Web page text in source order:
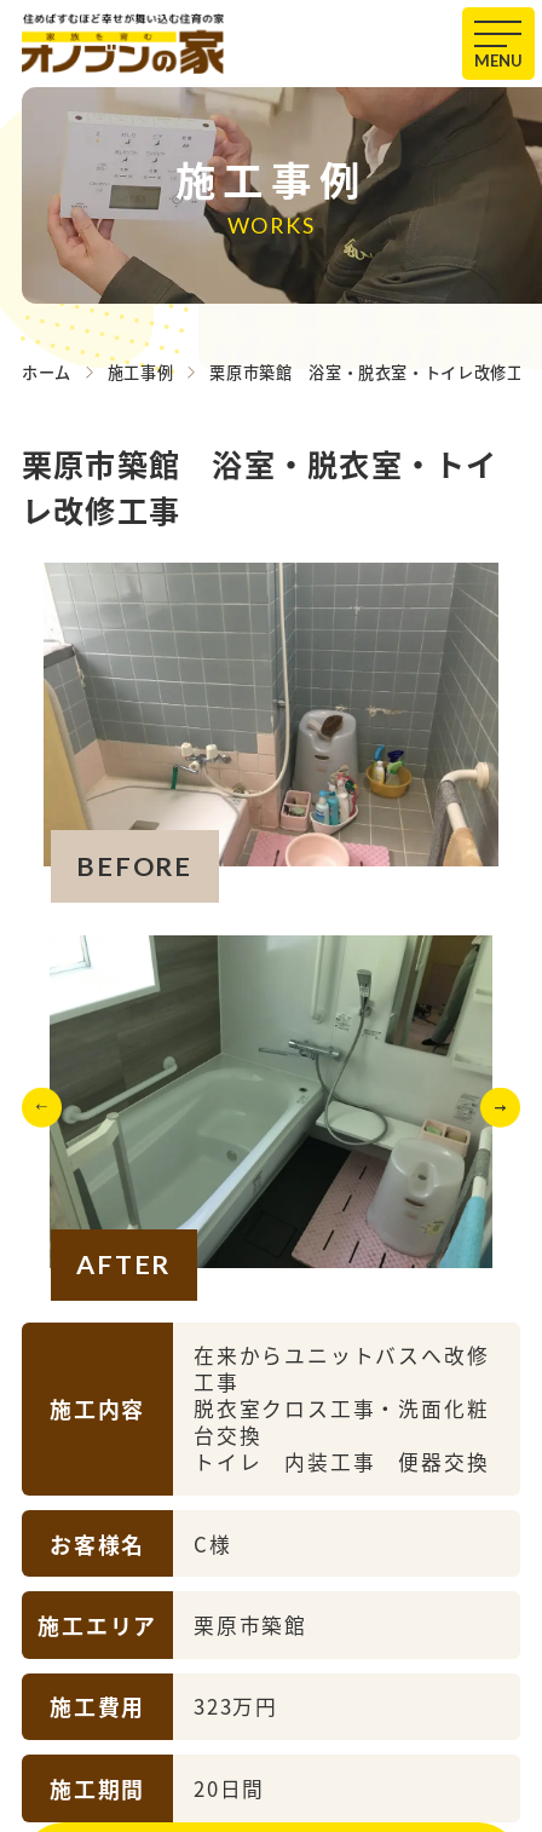
MENU
施工事例
WORKS
ホーム 施工事例 栗原市築館 浴室・脱衣室・トイレ改修工事
栗原市築館 浴室・脱衣室・トイ
レ改修工事
BEFORE
AFTER
施工内容
在来からユニットバスへ改修
工事
脱衣室クロス工事・洗面化粧
台交換
トイレ 内装工事 便器交換
お客様名 C様
施工エリア 栗原市築館
施工費用 323万円
施工期間 20日間